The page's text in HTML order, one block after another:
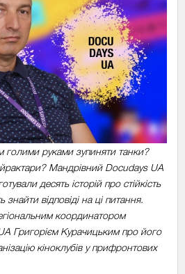
голими руками зупиняти танки?
Мандрівний Docudays UA
десять історій про стійкість
знайти відповіді на ці питання.
координатором
Григорієм Курачицьким про його
кіноклубів у прифронтових